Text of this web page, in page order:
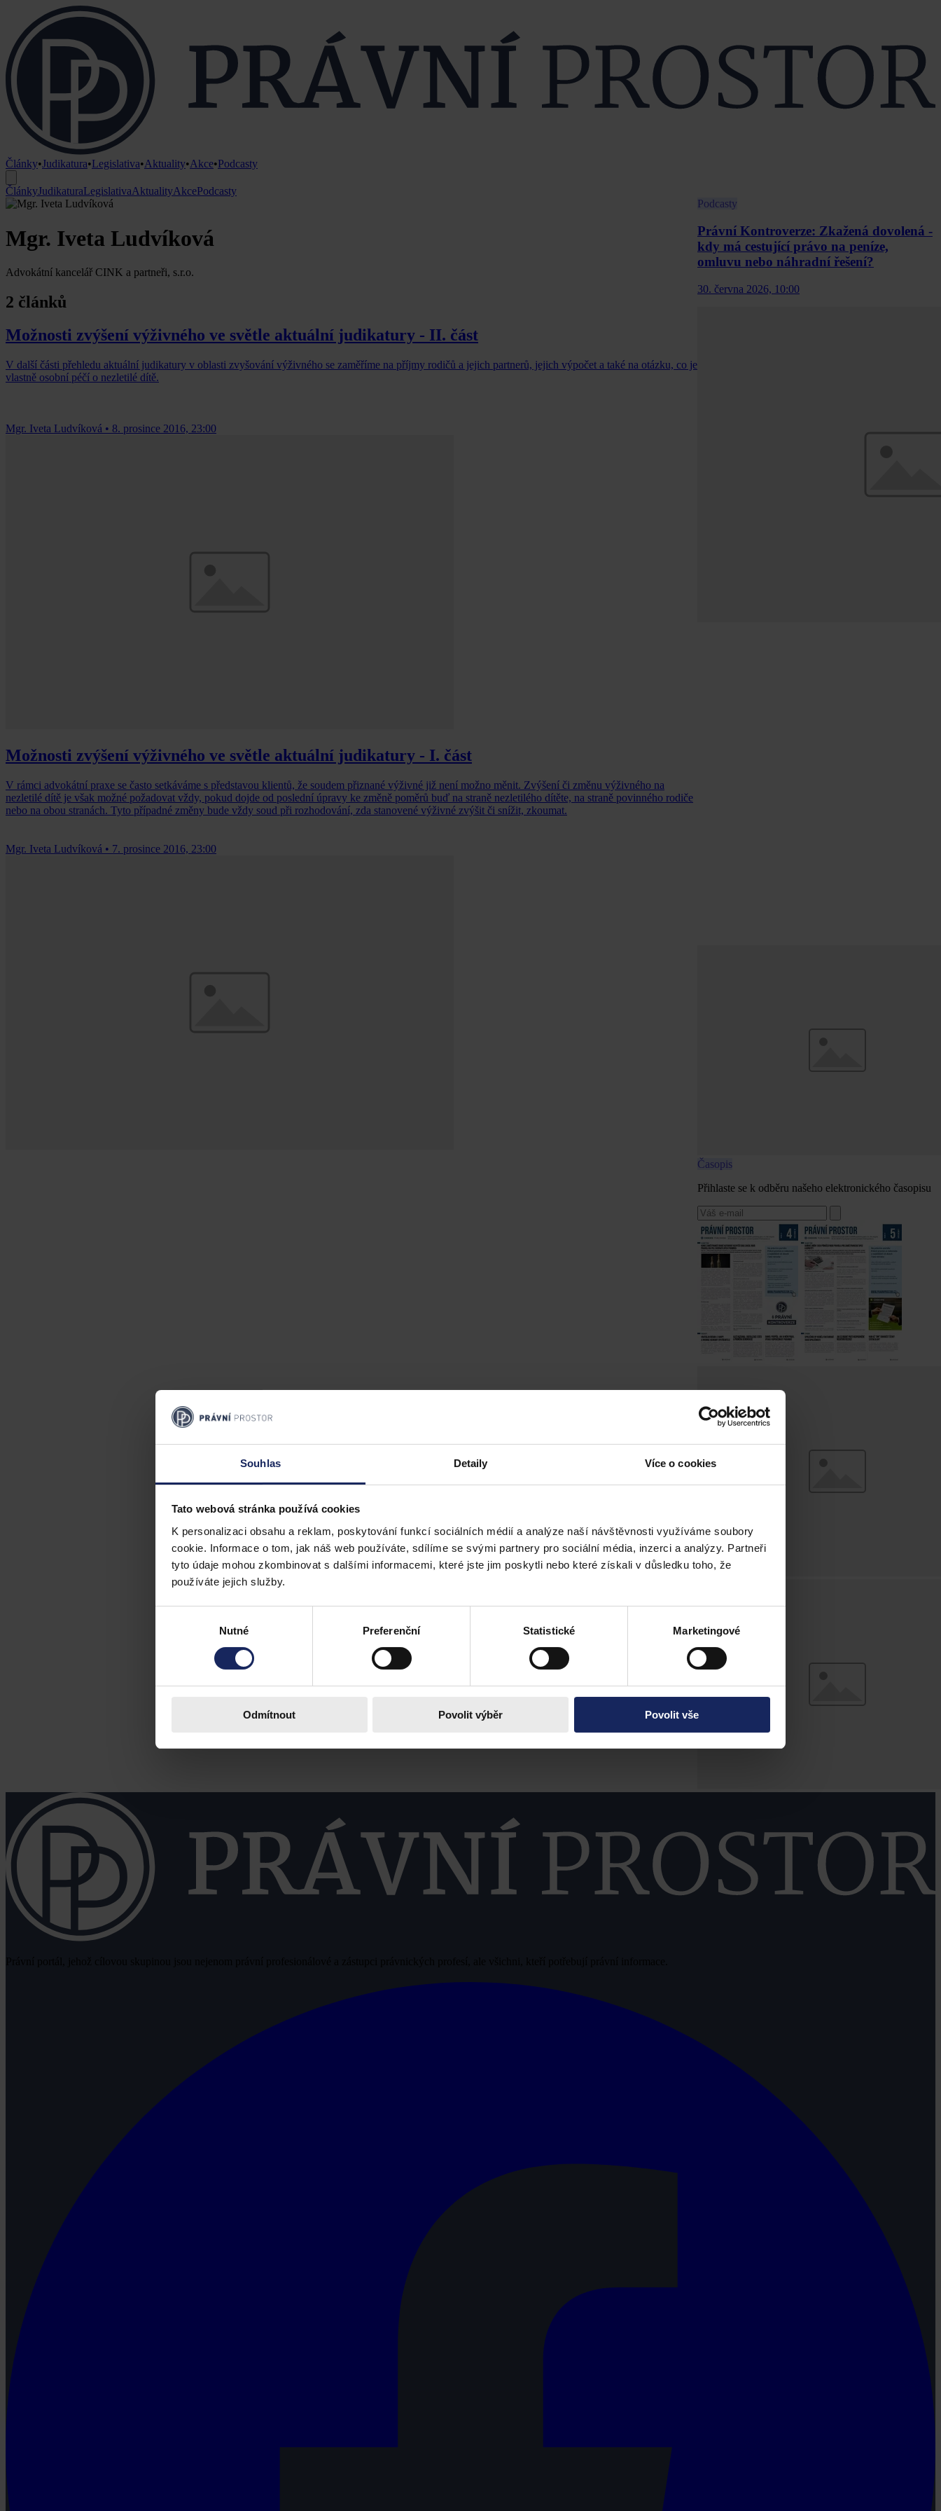
Souhlas Detaily Více o cookies
Tato webová stránka používá cookies
K personalizaci obsahu a reklam, poskytování funkcí sociálních médií a analýze naší návštěvnosti využíváme soubory
cookie. Informace o tom, jak náš web používáte, sdílíme se svými partnery pro sociální média, inzerci a analýzy. Partneři
tyto údaje mohou zkombinovat s dalšími informacemi, které jste jim poskytli nebo které získali v důsledku toho, že
používáte jejich služby.
Nutné Preferenční Statistické Marketingové
Odmítnout Povolit výběr Povolit vše
Články•Judikatura•Legislativa•Aktuality•Akce•Podcasty
ČlánkyJudikaturaLegislativaAktualityAkcePodcasty
Mgr. Iveta Ludvíková
Advokátní kancelář CINK a partneři, s.r.o.
2 článků
Možnosti zvýšení výživného ve světle aktuální judikatury - II. část
V další části přehledu aktuální judikatury v oblasti zvyšování výživného se zaměříme na příjmy rodičů a jejich partnerů, jejich výpočet a také na otázku, co je
vlastně osobní péčí o nezletilé dítě.
Mgr. Iveta Ludvíková • 8. prosince 2016, 23:00
Možnosti zvýšení výživného ve světle aktuální judikatury - I. část
V rámci advokátní praxe se často setkáváme s představou klientů, že soudem přiznané výživné již není možno měnit. Zvýšení či změnu výživného na
nezletilé dítě je však možné požadovat vždy, pokud dojde od poslední úpravy ke změně poměrů buď na straně nezletilého dítěte, na straně povinného rodiče
nebo na obou stranách. Tyto případné změny bude vždy soud při rozhodování, zda stanovené výživné zvýšit či snížit, zkoumat.
Mgr. Iveta Ludvíková • 7. prosince 2016, 23:00
Podcasty
Právní Kontroverze: Zkažená dovolená -
kdy má cestující právo na peníze,
omluvu nebo náhradní řešení?
30. června 2026, 10:00
Časopis
Přihlaste se k odběru našeho elektronického časopisu